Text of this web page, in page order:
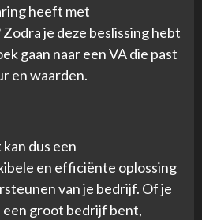
heeft met
je deze beslissing hebt
gaan naar een VA die past
en waarden.
dus een
en efficiënte oplossing
van je bedrijf. Of je
groot bedrijf bent,